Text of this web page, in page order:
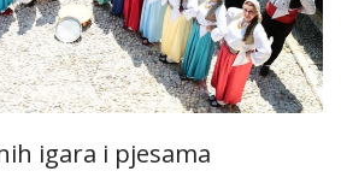
igara i pjesama